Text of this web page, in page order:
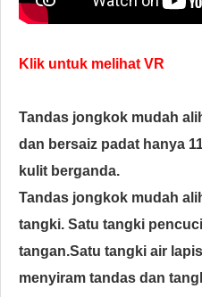
Klik untuk melihat VR
Tandas jongkok mudah
dan bersaiz padat hanya
kulit berganda.
Tandas jongkok mudah
tangki. Satu tangki
tangan.Satu tangki air
menyiram tandas dan